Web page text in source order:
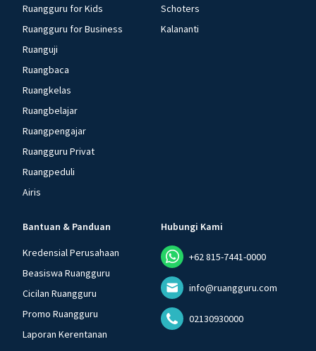
Ruangguru for Kids
Ruangguru for Business
Ruanguji
Ruangbaca
Ruangkelas
Ruangbelajar
Ruangpengajar
Ruangguru Privat
Ruangpeduli
Airis
Schoters
Kalananti
Bantuan & Panduan
Kredensial Perusahaan
Beasiswa Ruangguru
Cicilan Ruangguru
Promo Ruangguru
Laporan Kerentanan
Hubungi Kami
+62 815-7441-0000
info@ruangguru.com
02130930000